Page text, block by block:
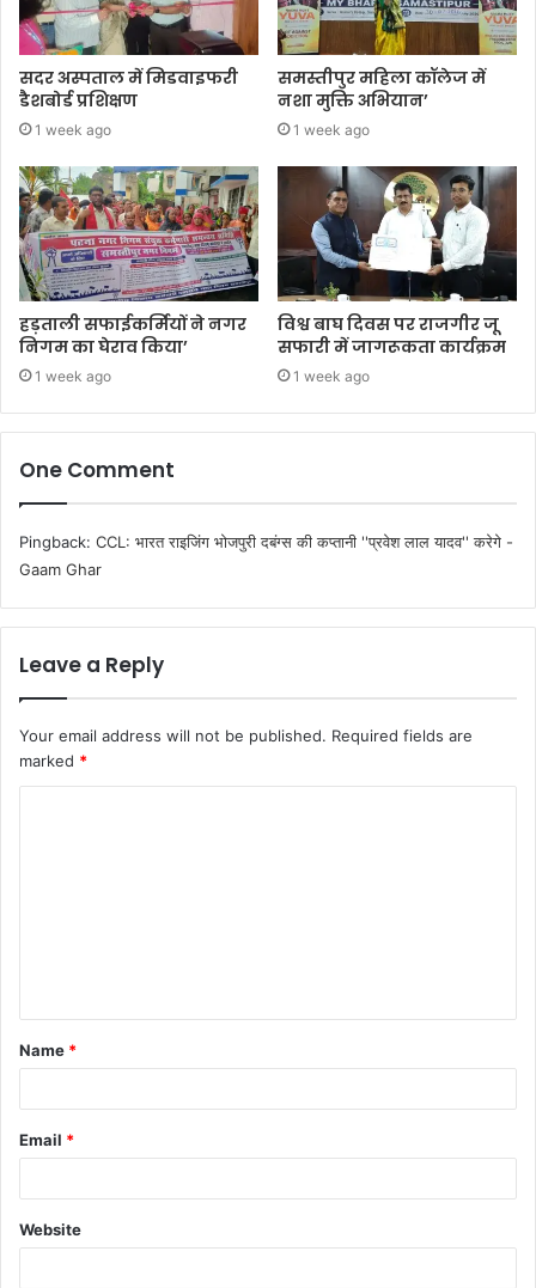
सदर अस्पताल में मिडवाइफरी
डैशबोर्ड प्रशिक्षण
1 week ago
समस्तीपुर महिला कॉलेज में
नशा मुक्ति अभियान’
1 week ago
हड़ताली सफाईकर्मियों ने नगर
निगम का घेराव किया’
1 week ago
विश्व बाघ दिवस पर राजगीर जू
सफारी में जागरूकता कार्यक्रम
1 week ago
One Comment
Pingback: CCL: भारत राइजिंग भोजपुरी दबंग्स की कप्तानी ''प्रवेश लाल यादव'' करेगे -
Gaam Ghar
Leave a Reply
Your email address will not be published. Required fields are
marked *
Name *
Email *
Website